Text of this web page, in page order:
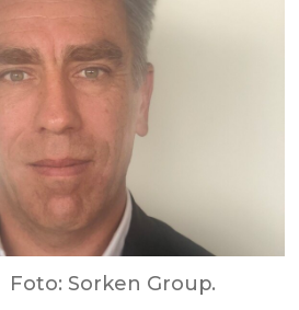
Foto: Sorken Group.